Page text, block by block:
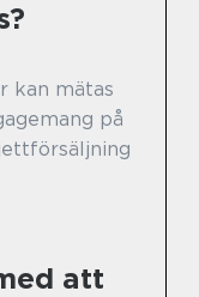
kan mätas
på
att